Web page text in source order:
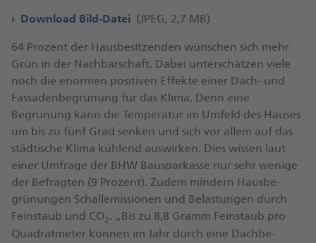
Download Bild-Datei (JPEG, 2,7 MB)
64 Pro­zent der Haus­besitz­en­den wünschen sich mehr
Grün in der Nach­bar­schaft. Dabei unter­schätzen viele
noch die enormen positiven Effekte einer Dach- und
Fassaden­be­grünung für das Klima. Denn eine
Begrünung kann die Tempe­ratur im Umfeld des Hauses
um bis zu fünf Grad senken und sich vor allem auf das
städtische Klima kühlend aus­wirken. Dies wissen laut
einer Umfrage der BHW Bau­spar­kasse nur sehr wenige
der Befragten (9 Prozent). Zudem mindern Haus­be­
grünungen Schall­emissionen und Belastungen durch
Fein­staub und CO2. „Bis zu 8,8 Gramm Fein­staub pro
Quadrat­meter können im Jahr durch eine Dach­be­